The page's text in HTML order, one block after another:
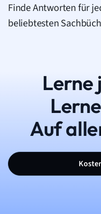
Finde Antworten für
beliebtesten
Lerne
Auf